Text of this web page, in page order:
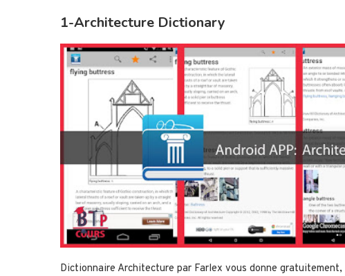
1-Architecture Dictionary
Dictionnaire Architecture par Farlex vous donne